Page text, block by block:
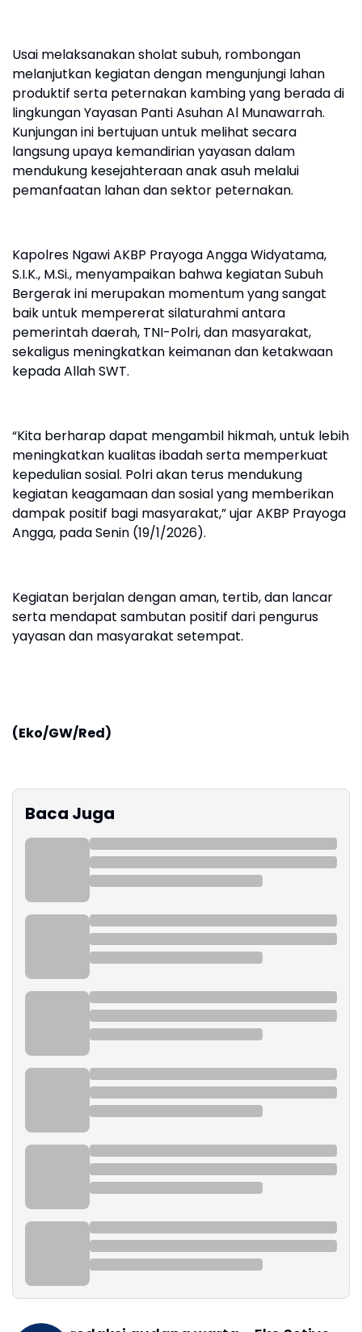
Usai melaksanakan sholat subuh, rombongan
melanjutkan kegiatan dengan mengunjungi lahan
produktif serta peternakan kambing yang berada di
lingkungan Yayasan Panti Asuhan Al Munawarrah.
Kunjungan ini bertujuan untuk melihat secara
langsung upaya kemandirian yayasan dalam
mendukung kesejahteraan anak asuh melalui
pemanfaatan lahan dan sektor peternakan.
Kapolres Ngawi AKBP Prayoga Angga Widyatama,
S.I.K., M.Si., menyampaikan bahwa kegiatan Subuh
Bergerak ini merupakan momentum yang sangat
baik untuk mempererat silaturahmi antara
pemerintah daerah, TNI-Polri, dan masyarakat,
sekaligus meningkatkan keimanan dan ketakwaan
kepada Allah SWT.
“Kita berharap dapat mengambil hikmah, untuk lebih
meningkatkan kualitas ibadah serta memperkuat
kepedulian sosial. Polri akan terus mendukung
kegiatan keagamaan dan sosial yang memberikan
dampak positif bagi masyarakat,” ujar AKBP Prayoga
Angga, pada Senin (19/1/2026).
Kegiatan berjalan dengan aman, tertib, dan lancar
serta mendapat sambutan positif dari pengurus
yayasan dan masyarakat setempat.
(Eko/GW/Red)
Baca Juga